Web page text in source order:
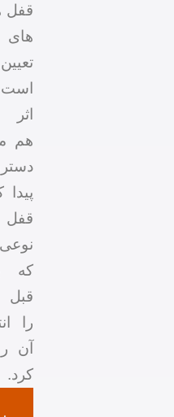
قفل ها
های
است.
اثر
هم می
پیدا
قفل
نوعی
که
قبل
را
آن را
کرد.